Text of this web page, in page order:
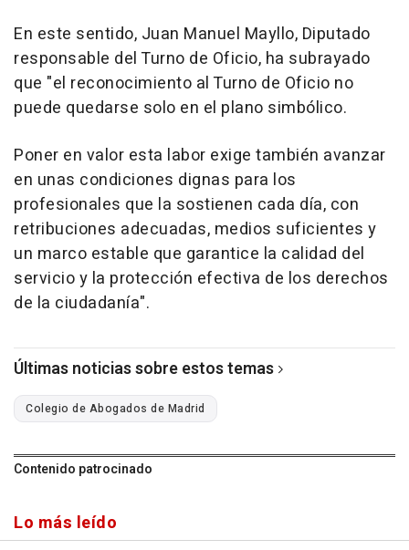
En este sentido, Juan Manuel Mayllo, Diputado
responsable del Turno de Oficio, ha subrayado
que "el reconocimiento al Turno de Oficio no
puede quedarse solo en el plano simbólico.
Poner en valor esta labor exige también avanzar
en unas condiciones dignas para los
profesionales que la sostienen cada día, con
retribuciones adecuadas, medios suficientes y
un marco estable que garantice la calidad del
servicio y la protección efectiva de los derechos
de la ciudadanía".
Últimas noticias sobre estos temas
Colegio de Abogados de Madrid
Contenido patrocinado
Lo más leído